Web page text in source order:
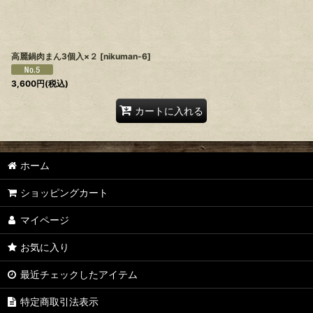
高麗鍋肉まん3個入×２ [nikuman-6]
3,600円(税込)
カートに入れる
ホーム
ショッピングカート
マイページ
お気に入り
最近チェックしたアイテム
特定商取引法表示